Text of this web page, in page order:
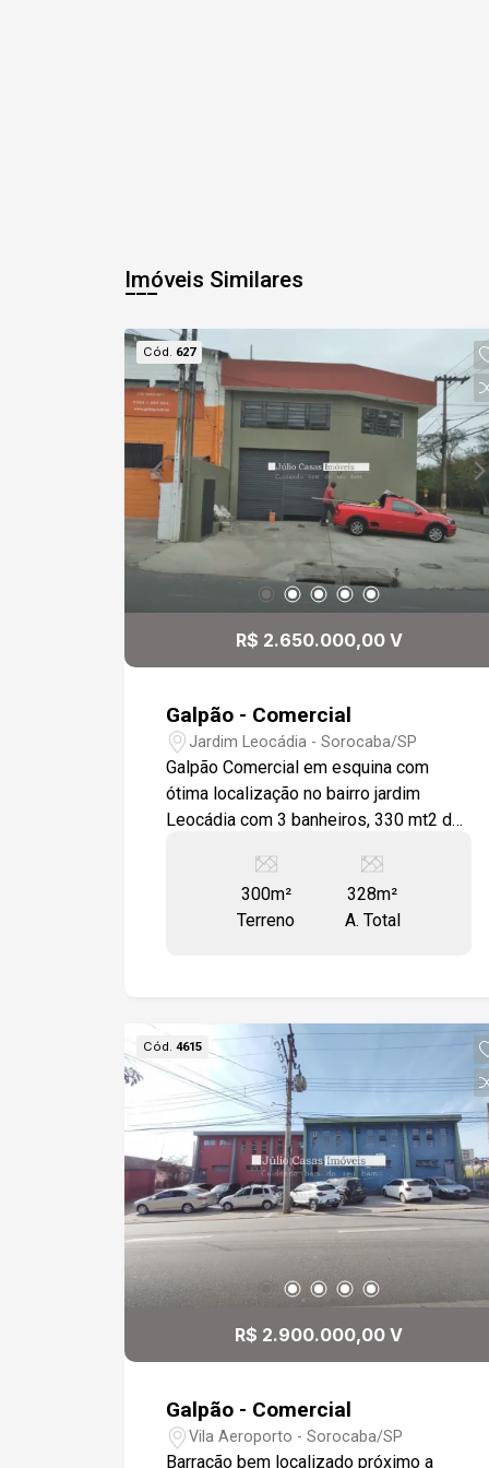
Imóveis Similares
Cód. 627
R$ 2.650.000,00 V
Galpão - Comercial
Jardim Leocádia - Sorocaba/SP
Galpão Comercial em esquina com
ótima localização no bairro jardim
Leocádia com 3 banheiros, 330 mt2 de
rodovias e também a zona industrial.
Estamos à disposição para te atender.
Gostaria de saber mais informações ou
300m²
Terreno
328m²
A. Total
Cód. 4615
R$ 2.900.000,00 V
Galpão - Comercial
Vila Aeroporto - Sorocaba/SP
Barracão bem localizado próximo a